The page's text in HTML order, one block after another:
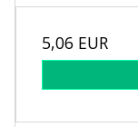
5,06 EUR